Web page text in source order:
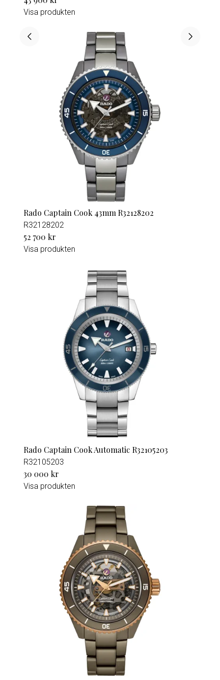
Visa produkten
Rado Captain Cook 43mm R32128202
R32128202
52 700 kr
Visa produkten
Rado Captain Cook Automatic R32105203
R32105203
30 000 kr
Visa produkten